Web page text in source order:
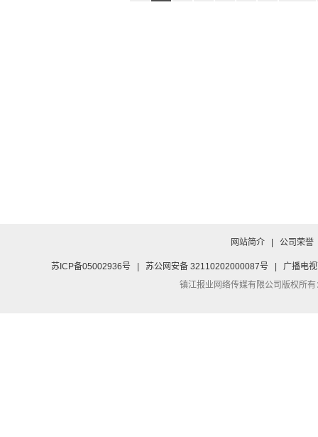
网站简介 公司荣誉
苏ICP备05002936号 苏公网安备 32110202000087号
广播电
镇江报业网络传媒有限公司版权所